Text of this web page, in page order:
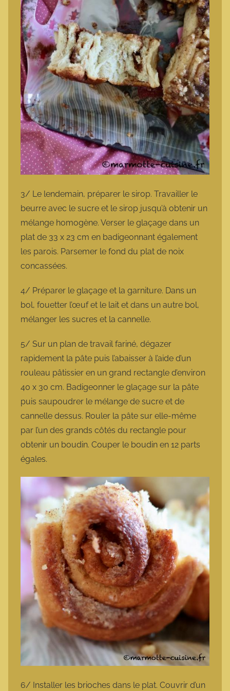
3/ Le lendemain, préparer le sirop. Travailler le
beurre avec le sucre et le sirop jusqu’à obtenir un
mélange homogène. Verser le glaçage dans un
plat de 33 x 23 cm en badigeonnant également
les parois. Parsemer le fond du plat de noix
concassées.
4/ Préparer le glaçage et la garniture. Dans un
bol, fouetter l’œuf et le lait et dans un autre bol,
mélanger les sucres et la cannelle.
5/ Sur un plan de travail fariné, dégazer
rapidement la pâte puis l’abaisser à l’aide d’un
rouleau pâtissier en un grand rectangle d’environ
40 x 30 cm. Badigeonner le glaçage sur la pâte
puis saupoudrer le mélange de sucre et de
cannelle dessus. Rouler la pâte sur elle-même
par l’un des grands côtés du rectangle pour
obtenir un boudin. Couper le boudin en 12 parts
égales.
6/ Installer les brioches dans le plat. Couvrir d’un